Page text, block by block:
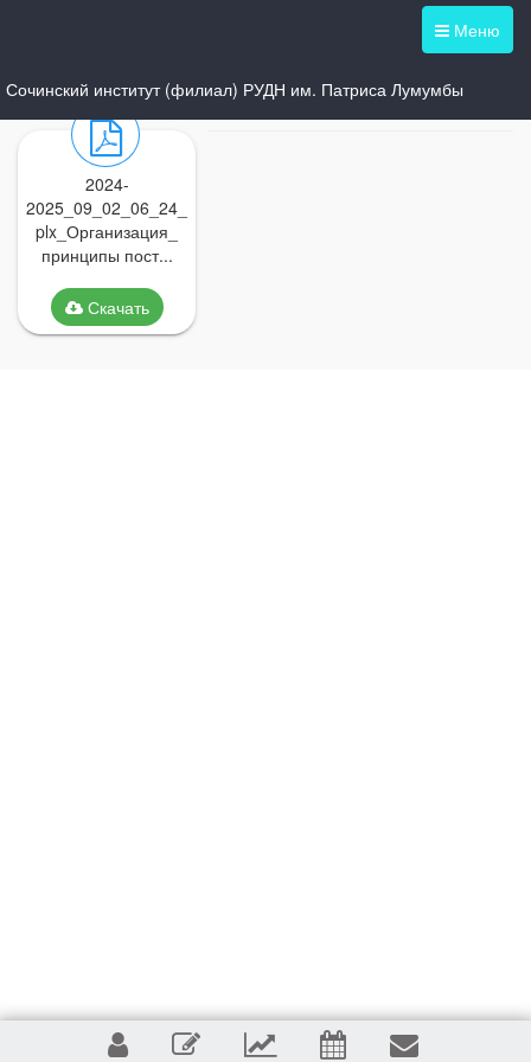
Меню
Сочинский институт (филиал) РУДН им. Патриса Лумумбы
2024-
2025_09_02_06_24_
plx_Организация_
принципы пост...
Скачать